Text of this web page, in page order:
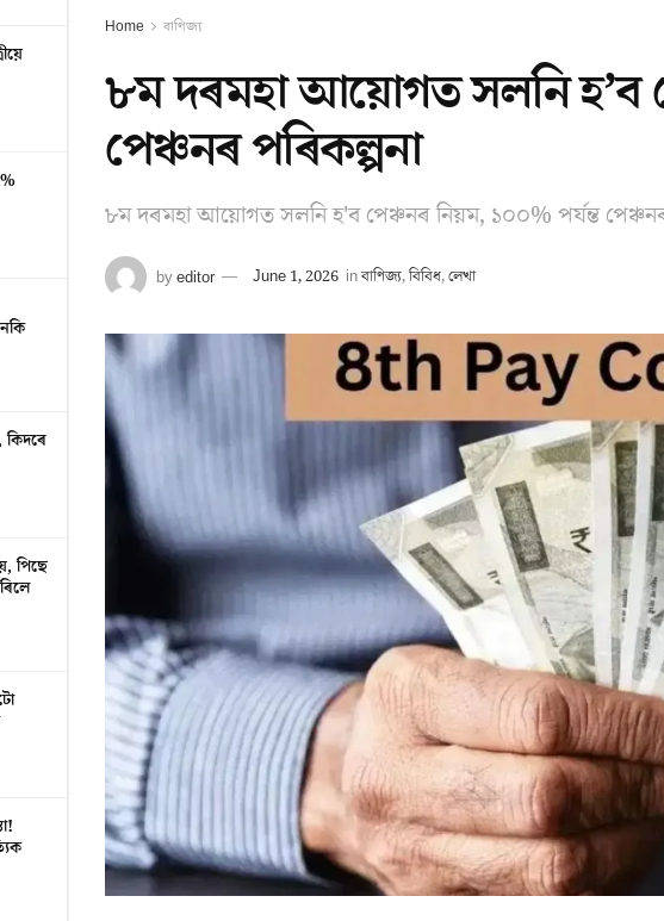
কিদৰে
পিছে
Home বাণিজ্য
৮ম দৰমহা আয়োগত সলনি হ’ব
পেঞ্চনৰ পৰিকল্পনা
৮ম দৰমহা আয়োগত সলনি হ'ব পেঞ্চনৰ নিয়ম, ১০০% পৰ্যন্ত
byeditor June 1, 2026 inবাণিজ্য,বিবিধ,লেখা